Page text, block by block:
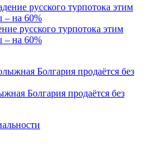
русского турпотока этим
– на 60%
Болгария продаётся без